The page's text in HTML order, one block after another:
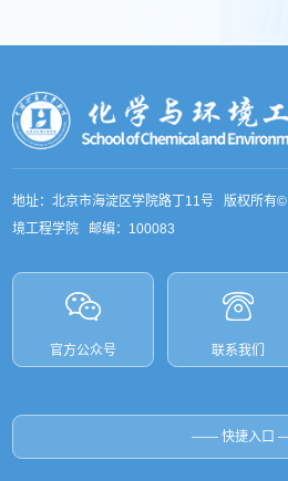
地址：北京市海淀区学院路丁11号 版权所有
境工程学院 邮编：100083
官方公众号 联系我们
—— 快捷入口